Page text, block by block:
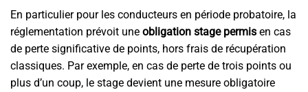
En particulier pour les conducteurs en période probatoire, la
réglementation prévoit une obligation stage permis en cas
de perte significative de points, hors frais de récupération
classiques. Par exemple, en cas de perte de trois points ou
plus d’un coup, le stage devient une mesure obligatoire